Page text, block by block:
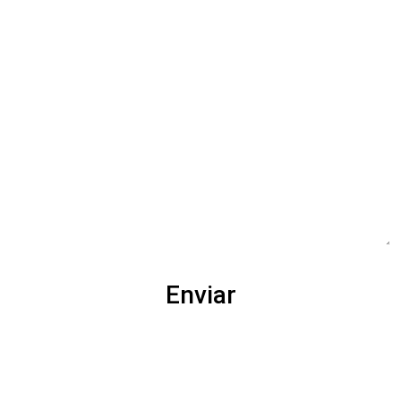
Enviar